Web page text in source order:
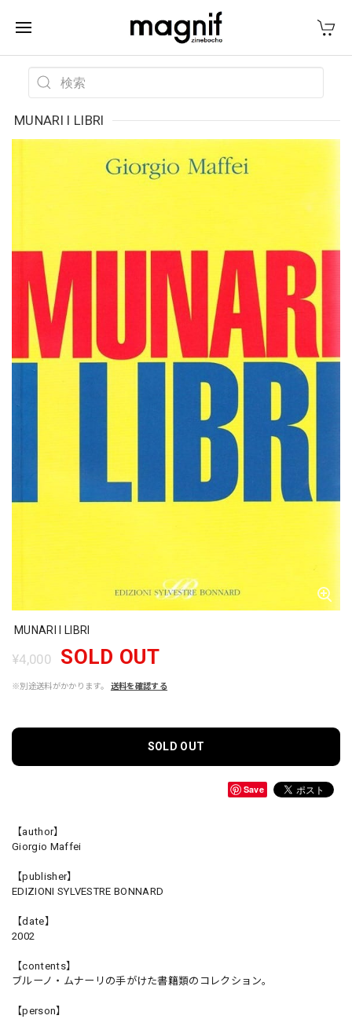
MUNARI I LIBRI
MUNARI I LIBRI
¥4,000 SOLD OUT
※別途送料がかかります。 送料を確認する
SOLD OUT
Save
【author】
Giorgio Maffei
【publisher】
EDIZIONI SYLVESTRE BONNARD
【date】
2002
【contents】
ブルーノ・ムナーリの手がけた書籍類のコレクション。
【person】